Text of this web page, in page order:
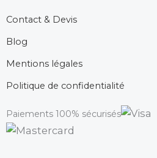
Contact & Devis
Blog
Mentions légales
Politique de confidentialité
Paiements 100% sécurisés